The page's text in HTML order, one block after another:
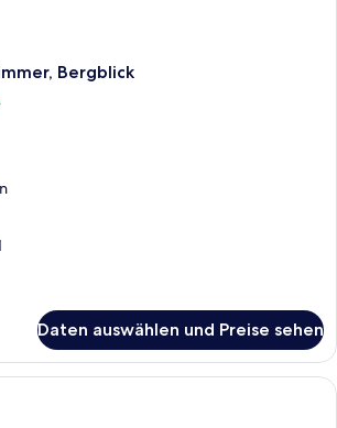
Bergblick
Daten auswählen und Preise sehen